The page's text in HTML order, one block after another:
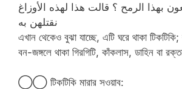
بهذا الرمح ؟ قالت هذا لهذه الأوزاغ
نقتلهن به
এখান থেকেও বুঝা যাচ্ছে, এটি ঘরে থাকা টিকটিকি;
বন-জঙ্গলে থাকা গিরগিটি, কাঁকলাস, ডাহিন বা
◯◯ টিকটিকি মারার সওয়াব: